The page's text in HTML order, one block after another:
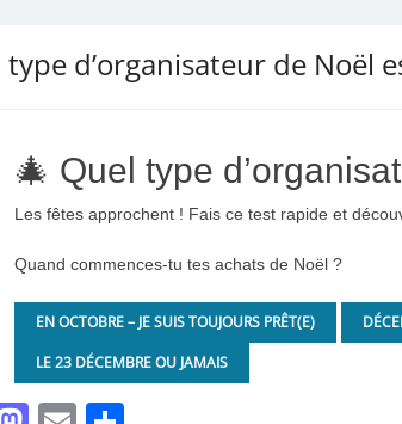
d’organisateur de Noël
🎄 Quel type
Les fêtes approchent ! Fais ce test rapide et
Quand commences-tu tes achats de Noël ?
EN OCTOBRE – JE SUIS TOUJOURS PRÊT(E)
LE 23 DÉCEMBRE OU JAMAIS